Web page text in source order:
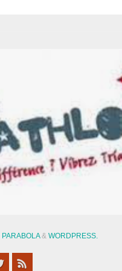
PARABOLA& WORDPRESS.